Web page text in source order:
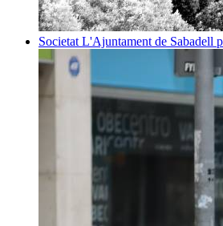
Societat L'Ajuntament de Sabadell